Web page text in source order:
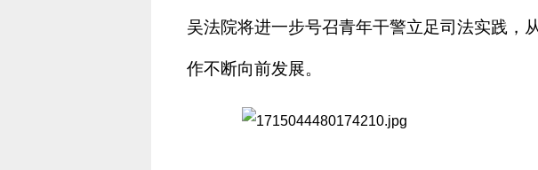
吴法院将进一步号召青年干警立足司法实践，
作不断向前发展。